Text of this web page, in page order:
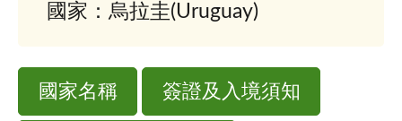
國家：烏拉圭(Uruguay)
國家名稱 簽證及入境須知